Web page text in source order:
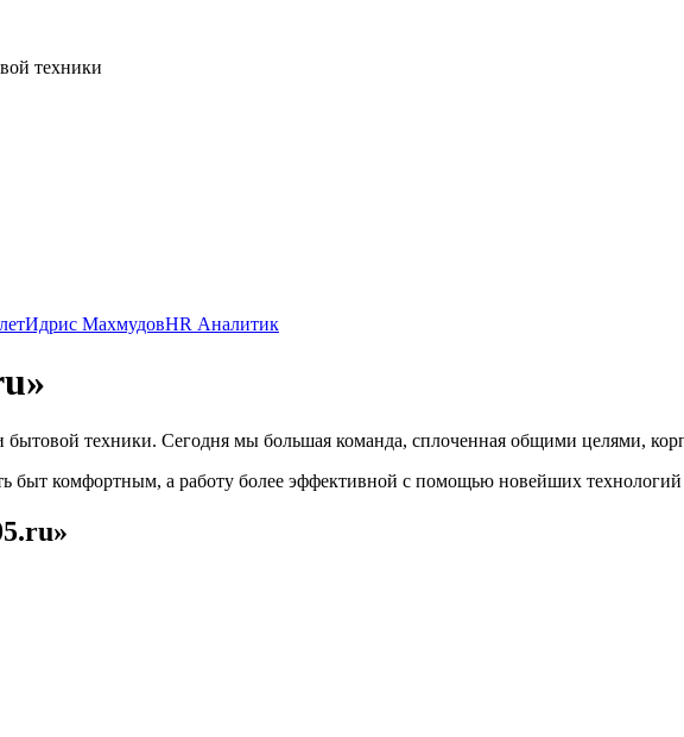
техники
Идрис МахмудовHR Аналитик
бытовой техники. Сегодня мы большая команда, сплоченная общими целями,
быт комфортным, а работу более эффективной с помощью новейших технологий